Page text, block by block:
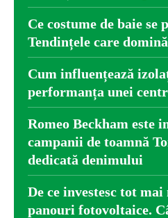
Ce costume de baie se
Tendințele care
Cum influențează
performanța unei
Romeo Beckham este
campanii de toamnă
dedicată denimului
De ce investesc tot
panouri fotovoltaice.